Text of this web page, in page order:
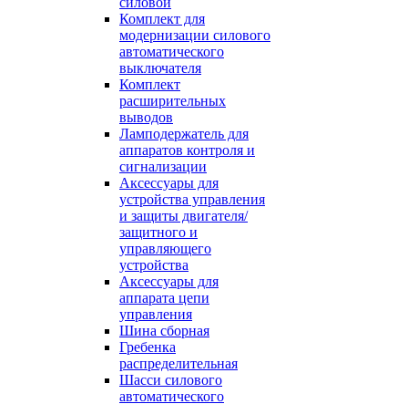
Комплект для
модернизации силового
автоматического
выключателя
Комплект
расширительных
выводов
Ламподержатель для
аппаратов контроля и
сигнализации
Аксессуары для
устройства управления
и защиты двигателя/
защитного и
управляющего
устройства
Аксессуары для
аппарата цепи
управления
Шина сборная
Гребенка
распределительная
Шасси силового
автоматического